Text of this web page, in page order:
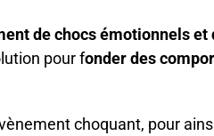
de chocs émotionnels et
pour fonder des
choquant, pour